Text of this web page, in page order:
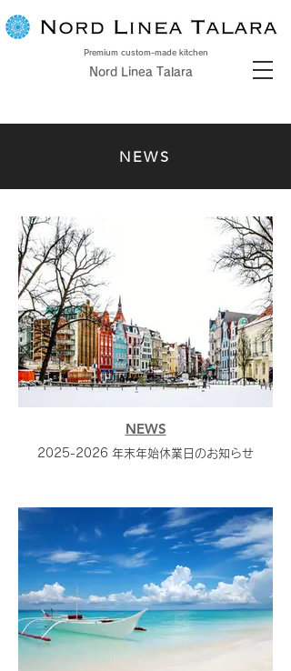
Premium custom-made kitchen
Nord Linea Talara
NEWS
NEWS
2025-2026 年末年始休業日のお知らせ